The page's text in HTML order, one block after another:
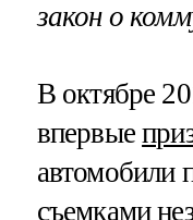
закон о
В октябре
впервые
автомобили
съемками